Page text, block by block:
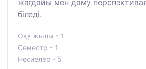
жағдайы мен даму
біледі.
Оқу жылы - 1
Семестр - 1
Несиелер - 5